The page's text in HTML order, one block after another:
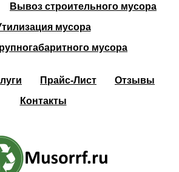
Вывоз строительного мусора
мусора
мусора
Прайс-Лист
Отзывы
Контакты